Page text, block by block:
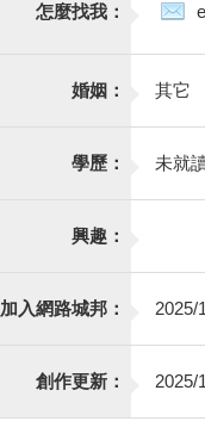
怎麼找我：
婚姻： 其它
學歷： 未就
興趣：
加入網路城邦： 2025/
創作更新： 2025/